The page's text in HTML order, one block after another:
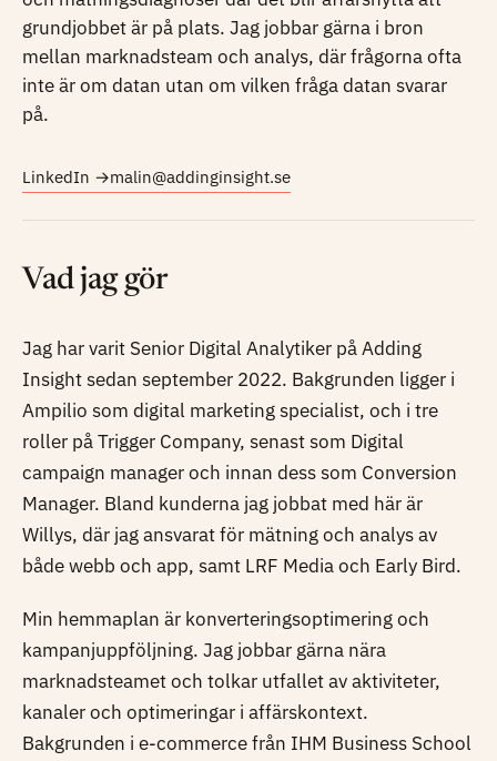
grundjobbet är på plats. Jag jobbar gärna i bron
mellan marknadsteam och analys, där frågorna ofta
inte är om datan utan om vilken fråga datan svarar
på.
LinkedIn →malin@addinginsight.se
Vad jag gör
Jag har varit Senior Digital Analytiker på Adding
Insight sedan september 2022. Bakgrunden ligger i
Ampilio som digital marketing specialist, och i tre
roller på Trigger Company, senast som Digital
campaign manager och innan dess som Conversion
Manager. Bland kunderna jag jobbat med här är
Willys, där jag ansvarat för mätning och analys av
både webb och app, samt LRF Media och Early Bird.
Min hemmaplan är konverteringsoptimering och
kampanjuppföljning. Jag jobbar gärna nära
marknadsteamet och tolkar utfallet av aktiviteter,
kanaler och optimeringar i affärskontext.
Bakgrunden i e-commerce från IHM Business School